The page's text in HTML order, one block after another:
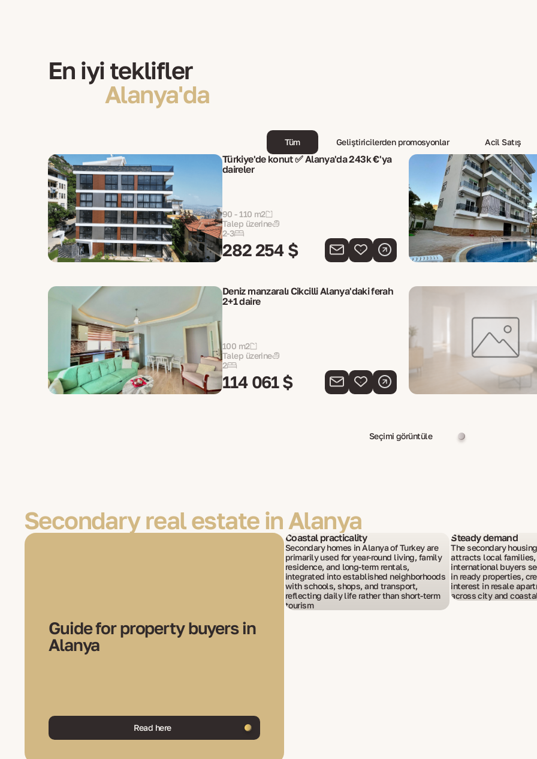
En iyi teklifler
Alanya'da
Tüm Geliştiricilerden promosyonlar Acil Satış
Türkiye'de konut ✅ Alanya'da 243k €'ya
daireler
90 - 110 m2
Talep üzerine
2-3
282 254 $
Deniz manzaralı Cikcilli Alanya'daki ferah
2+1 daire
100 m2
Talep üzerine
2
114 061 $
Seçimi görüntüle
Secondary real estate in Alanya
Guide for property buyers in
Alanya
Read here
Coastal practicality
Secondary homes in Alanya of Turkey are
primarily used for year-round living, family
residence, and long-term rentals,
integrated into established neighborhoods
with schools, shops, and transport,
reflecting daily life rather than short-term
tourism
Steady demand
The secondary
attracts local families,
international buyers
in ready properties,
interest in resale
across city and